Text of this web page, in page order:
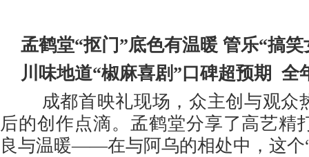
孟鹤堂“抠门”底色有温暖 管乐“搞
川味地道“椒麻喜剧”口碑超预期 全
成都首映礼现场，众主创与观众
后的创作点滴。孟鹤堂分享了高艺精
良与温暖——在与阿乌的相处中，这个